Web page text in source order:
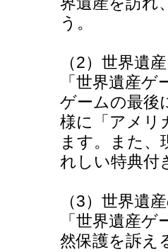
う。
（2）世界遺
「世界遺産
ゲームの最後
様に「アメリ
ます。また、
れしい特典付
（3）世界遺
「世界遺産
然保護を訴え